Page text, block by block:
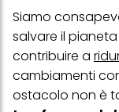
Siamo
salvare il
contribuire a
cambiamenti
ostacolo non è